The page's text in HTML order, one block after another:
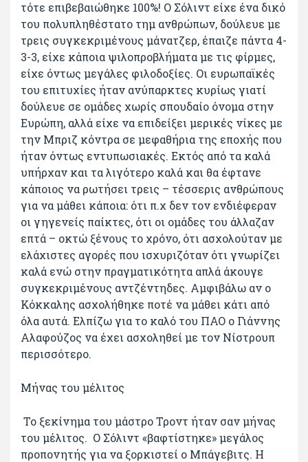
τότε επιβεβαιώθηκε 100%! Ο Σόλιντ είχε ένα δικό
του πολυπληθέστατο τημ ανθρώπων, δούλευε με
τρεις συγκεκριμένους μάνατζερ, έπαιζε πάντα 4-
3-3, είχε κάποια ψιλοπροβλήματα με τις φίρμες,
είχε όντως μεγάλες φιλοδοξίες. Οι ευρωπαϊκές
του επιτυχίες ήταν ανύπαρκτες κυρίως γιατί
δούλευε σε ομάδες χωρίς σπουδαίο όνομα στην
Ευρώπη, αλλά είχε να επιδείξει μερικές νίκες με
την Μπριζ κόντρα σε μεφαθήρια της εποχής που
ήταν όντως εντυπωσιακές. Εκτός από τα καλά
υπήρχαν και τα λιγότερο καλά και θα έφτανε
κάποιος να ρωτήσει τρεις – τέσσερις ανθρώπους
για να μάθει κάποια: ότι π.χ δεν τον ενδιέφεραν
οι γηγενείς παίκτες, ότι οι ομάδες του άλλαζαν
επτά – οκτώ ξένους το χρόνο, ότι ασχολούταν με
ελάχιστες αγορές που ισχυριζόταν ότι γνωρίζει
καλά ενώ στην πραγματικότητα απλά άκουγε
συγκεκριμένους αντζέντηδες. Αμφιβάλω αν ο
Κόκκαλης ασχολήθηκε ποτέ να μάθει κάτι από
όλα αυτά. Ελπίζω για το καλό του ΠΑΟ ο Γιάννης
Αλαφούζος να έχει ασχοληθεί με τον Νίστρουπ
περισσότερο.
Μήνας του μέλιτος
Το ξεκίνημα του μάστρο Τροντ ήταν σαν μήνας
του μέλιτος. Ο Σόλιντ «βαφτίστηκε» μεγάλος
προπονητής για να ξορκιστεί ο Μπάγεβιτς. Η